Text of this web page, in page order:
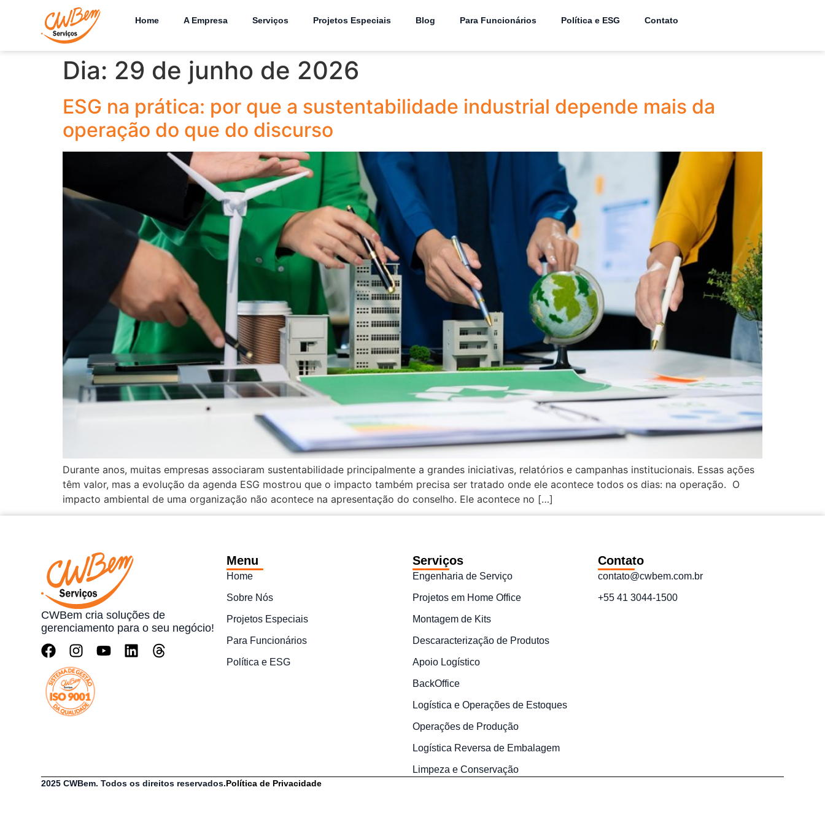
Home A Empresa Serviços Projetos Especiais Blog Para Funcionários Política e ESG Contato
Dia: 29 de junho de 2026
ESG na prática: por que a sustentabilidade industrial depende mais da
operação do que do discurso
Durante anos, muitas empresas associaram sustentabilidade principalmente a grandes iniciativas, relatórios e campanhas institucionais. Essas ações
têm valor, mas a evolução da agenda ESG mostrou que o impacto também precisa ser tratado onde ele acontece todos os dias: na operação. O
impacto ambiental de uma organização não acontece na apresentação do conselho. Ele acontece no […]
CWBem cria soluções de
gerenciamento para o seu negócio!
Menu
Home
Sobre Nós
Projetos Especiais
Para Funcionários
Política e ESG
Serviços
Engenharia de Serviço
Projetos em Home Office
Montagem de Kits
Descaracterização de Produtos
Apoio Logístico
BackOffice
Logística e Operações de Estoques
Operações de Produção
Logística Reversa de Embalagem
Limpeza e Conservação
Contato
contato@cwbem.com.br
+55 41 3044-1500
2025 CWBem. Todos os direitos reservados.Política de Privacidade